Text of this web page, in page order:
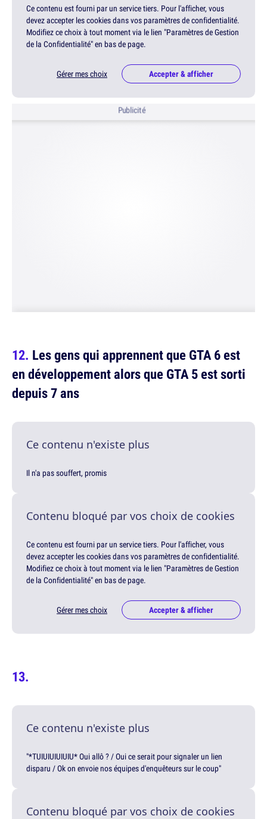
Ce contenu est fourni par un service tiers. Pour l'afficher, vous
devez accepter les cookies dans vos paramètres de confidentialité.
Modifiez ce choix à tout moment via le lien "Paramètres de Gestion
de la Confidentialité" en bas de page.
Gérer mes choix Accepter & afficher
Publicité
Les gens qui apprennent que GTA 6 est
en développement alors que GTA 5 est sorti
depuis 7 ans
Ce contenu n'existe plus
Il n'a pas souffert, promis
Contenu bloqué par vos choix de cookies
Ce contenu est fourni par un service tiers. Pour l'afficher, vous
devez accepter les cookies dans vos paramètres de confidentialité.
Modifiez ce choix à tout moment via le lien "Paramètres de Gestion
de la Confidentialité" en bas de page.
Gérer mes choix Accepter & afficher
Ce contenu n'existe plus
"*TUIUIUIUIUIU* Oui allô ? / Oui ce serait pour signaler un lien
disparu / Ok on envoie nos équipes d'enquêteurs sur le coup"
Contenu bloqué par vos choix de cookies